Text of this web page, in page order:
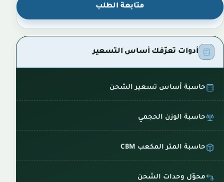
متابعة الطلب
أدوات تعرّفك أساس التسعير
حاسبة أساس تسعير الشحن
حاسبة الوزن الحجمي
حاسبة المتر المكعب CBM
محوّل وحدات الشحن